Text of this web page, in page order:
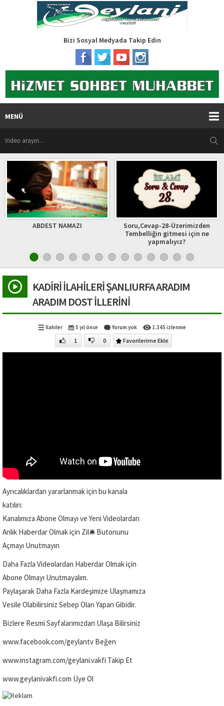
Bizi Sosyal Medyada Takip Edin
MENÜ
Soru,Cevap-28-Üzerimizden
Tembelliğin gitmesi için ne
Abdesti
KADİRİ İLAHİLERİ ŞANLIURFA ARADIM
ARADIM DOST İLLERİNİ
İlahiler 5 yıl önce Yorum yok 1.345 izlenme
1 0 Favorilerime Ekle
Ayrıcalıklardan yararlanmak için bu kanala
katılın:
Kanalımıza Abone Olmayı ve Yeni Videolardan
Anlık Haberdar Olmak için Zil🛎️ Butonunu
Açmayı Unutmayın
Daha Fazla Videolardan Haberdar Olmak için
Abone Olmayı Unutmayalım.
Paylaşarak Daha Fazla Kardeşimize Ulaşmamıza
Vesile Olabilirsiniz Sebep Olan Yapan Gibidir.
Bizlere Resmi Sayfalarımızdan Ulaşa Bilirsiniz
www.facebook.com/geylantv Beğen
www.instagram.com/geylani.vakfi Takip Et
www.geylanivakfi.com Üye Ol